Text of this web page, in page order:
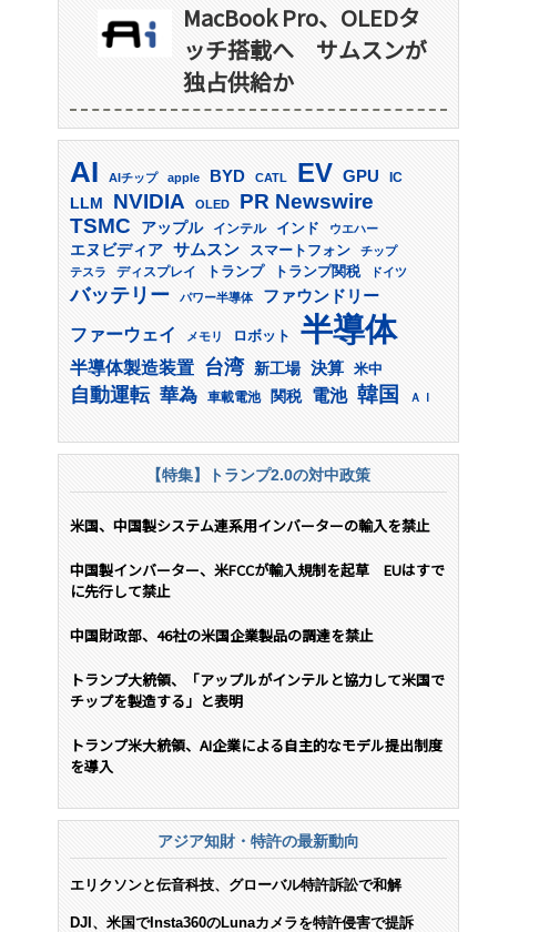
MacBook Pro、OLEDタ
ッチ搭載へ サムスンが
独占供給か
AI AIチップ apple BYD CATL EV GPU IC
LLM NVIDIA OLED PR Newswire
TSMC アップル インテル インド ウエハー
エヌビディア サムスン スマートフォン
チップ
テスラ
ディスプレイ トランプ トランプ関税 ドイツ
バッテリー パワー半導体 ファウンドリー
ファーウェイ メモリ ロボット 半導体
半導体製造装置 台湾 新工場 決算 米中
自動運転 華為 車載電池 関税 電池 韓国 ＡＩ
【特集】トランプ2.0の対中政策
米国、中国製システム連系用インバーターの輸入を禁止
中国製インバーター、米FCCが輸入規制を起草 EUはすで
に先行して禁止
中国財政部、46社の米国企業製品の調達を禁止
トランプ大統領、「アップルがインテルと協力して米国で
チップを製造する」と表明
トランプ米大統領、AI企業による自主的なモデル提出制度
を導入
アジア知財・特許の最新動向
エリクソンと伝音科技、グローバル特許訴訟で和解
DJI、米国でInsta360のLunaカメラを特許侵害で提訴